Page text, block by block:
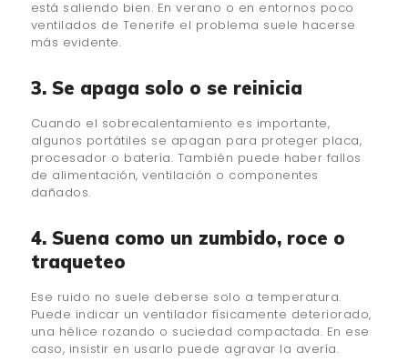
está saliendo bien. En verano o en entornos poco
ventilados de Tenerife el problema suele hacerse
más evidente.
3. Se apaga solo o se reinicia
Cuando el sobrecalentamiento es importante,
algunos portátiles se apagan para proteger placa,
procesador o batería. También puede haber fallos
de alimentación, ventilación o componentes
dañados.
4. Suena como un zumbido, roce o
traqueteo
Ese ruido no suele deberse solo a temperatura.
Puede indicar un ventilador físicamente deteriorado,
una hélice rozando o suciedad compactada. En ese
caso, insistir en usarlo puede agravar la avería.